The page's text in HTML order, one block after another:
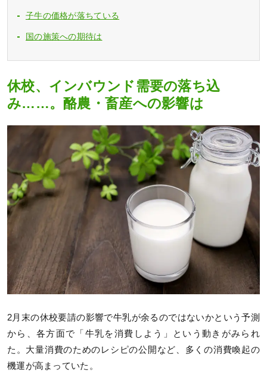
子牛の価格が落ちている
国の施策への期待は
休校、インバウンド需要の落ち込
み……。酪農・畜産への影響は
2月末の休校要請の影響で牛乳が余るのではないかという予測
から、各方面で「牛乳を消費しよう」という動きがみられ
た。大量消費のためのレシピの公開など、多くの消費喚起の
機運が高まっていた。